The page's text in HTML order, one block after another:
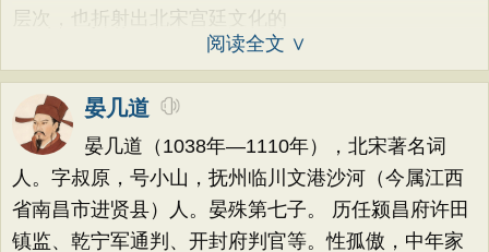
层次，也折射出北宋宫廷文化的
阅读全文 ∨
晏几道
晏几道（1038年—1110年），北宋著名词
人。字叔原，号小山，抚州临川文港沙河（今属江西
省南昌市进贤县）人。晏殊第七子。 历任颍昌府许田
镇监、乾宁军通判、开封府判官等。性孤傲，中年家